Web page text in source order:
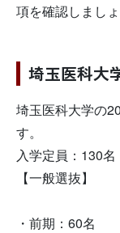
項を確認しましょ
埼玉医科大
埼玉医科大学の
す。
入学定員：130名
【一般選抜】
・前期：60名